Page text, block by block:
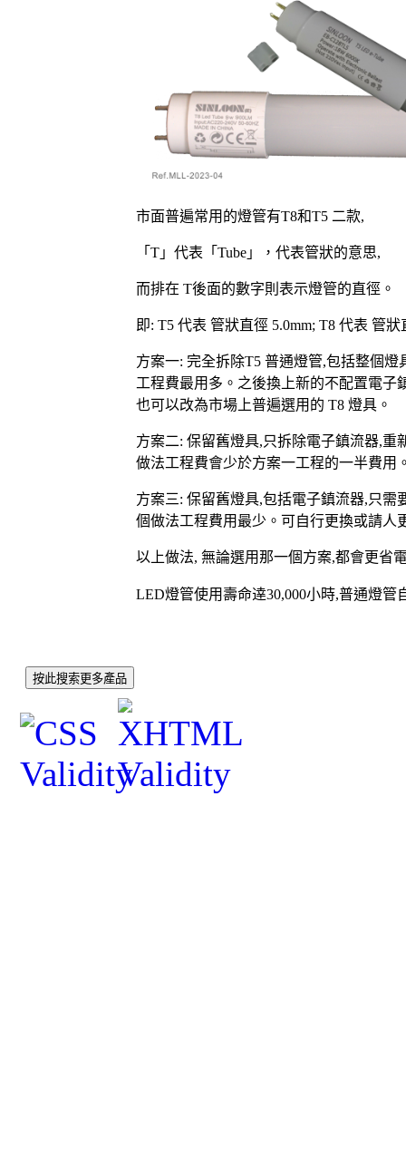
市面普遍常用的燈管有T8和T5 二款,
「T 」代表「Tube 」，代表管狀的意思,
而排在 T後面的數字則表示燈管的直徑。
即: T5代表 管狀直徑 5.0mm; T8代表 管狀
方案一:完全拆除T5普通燈管,包括整個燈
工程費最用多。之後換上新的不配置電子
也可以改為市場上普遍選用的 T8燈具。
方案二:保留舊燈具,只拆除電子鎮流器,重
做法工程費會少於方案一工程的一半費用
方案三:保留舊燈具,包括電子鎮流器,只需
個做法工程費用最少。可自行更換或請人
以上做法,無論選用那一個方案,都會更省
LED燈管使用壽命逹30,000小時,普通燈管